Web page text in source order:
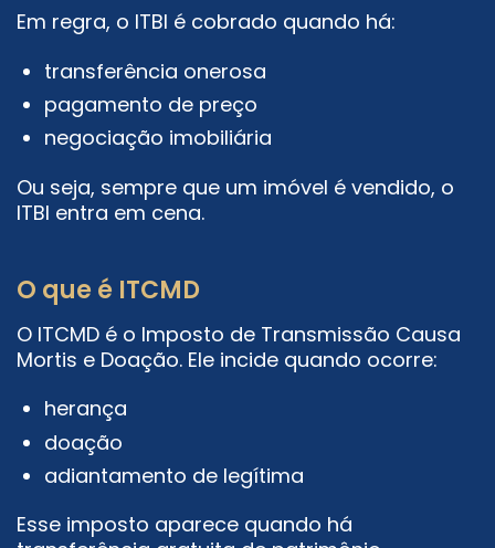
Em regra, o ITBI é cobrado quando há:
transferência onerosa
pagamento de preço
negociação imobiliária
Ou seja, sempre que um imóvel é vendido, o
ITBI entra em cena.
O que é ITCMD
O ITCMD é o Imposto de Transmissão Causa
Mortis e Doação. Ele incide quando ocorre:
herança
doação
adiantamento de legítima
Esse imposto aparece quando há